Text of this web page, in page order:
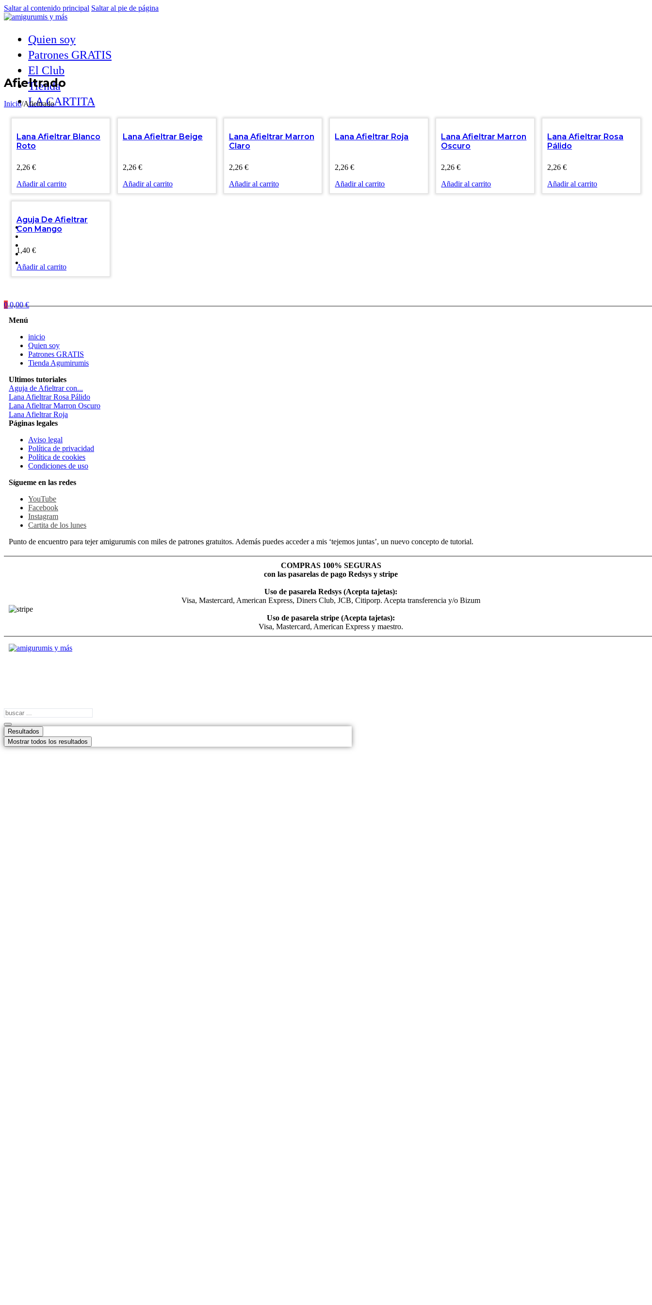
Saltar al contenido principal Saltar al pie de página
Quien soy
Patrones GRATIS
El Club
Tienda
LA CARTITA
0 0,00€
Afieltrado
Inicio/Afieltrado
Lana Afieltrar Blanco
Roto
2,26 €
Añadir al carrito
Lana Afieltrar Beige
2,26 €
Añadir al carrito
Lana Afieltrar Marron
Claro
2,26 €
Añadir al carrito
Lana Afieltrar Roja
2,26€
Añadir al carrito
Lana Afieltrar Marron
Oscuro
2,26€
Añadir al carrito
Lana Afieltrar Rosa
Pálido
2,26€
Añadir al carrito
Aguja De Afieltrar
Con Mango
1,40 €
Añadir al carrito
Menú
inicio
Quien soy
Patrones GRATIS
Tienda Agumirumis
Ultimos tutoriales
Aguja de Afieltrar con...
Lana Afieltrar Rosa Pálido
Lana Afieltrar Marron Oscuro
Lana Afieltrar Roja
Páginas legales
Aviso legal
Política de privacidad
Política de cookies
Condiciones de uso
Sígueme en las redes
YouTube
Facebook
Instagram
Cartita de los lunes
Punto de encuentro para tejer amigurumis con miles de patrones gratuitos. Además puedes acceder a mis ‘tejemos juntas’, un nuevo concepto de tutorial.
COMPRAS 100% SEGURAS
con las pasarelas de pago Redsys y stripe
Uso de pasarela Redsys (Acepta tajetas):
Visa, Mastercard, American Express, Diners Club, JCB, Citiporp. Acepta transferencia y/o Bizum
Uso de pasarela stripe (Acepta tajetas):
Visa, Mastercard, American Express y maestro.
Search
Resultados
Mostrar todos los resultados